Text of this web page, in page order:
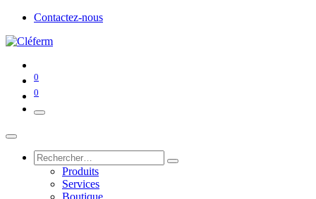
Contactez-nous
0
0
Produits
Services